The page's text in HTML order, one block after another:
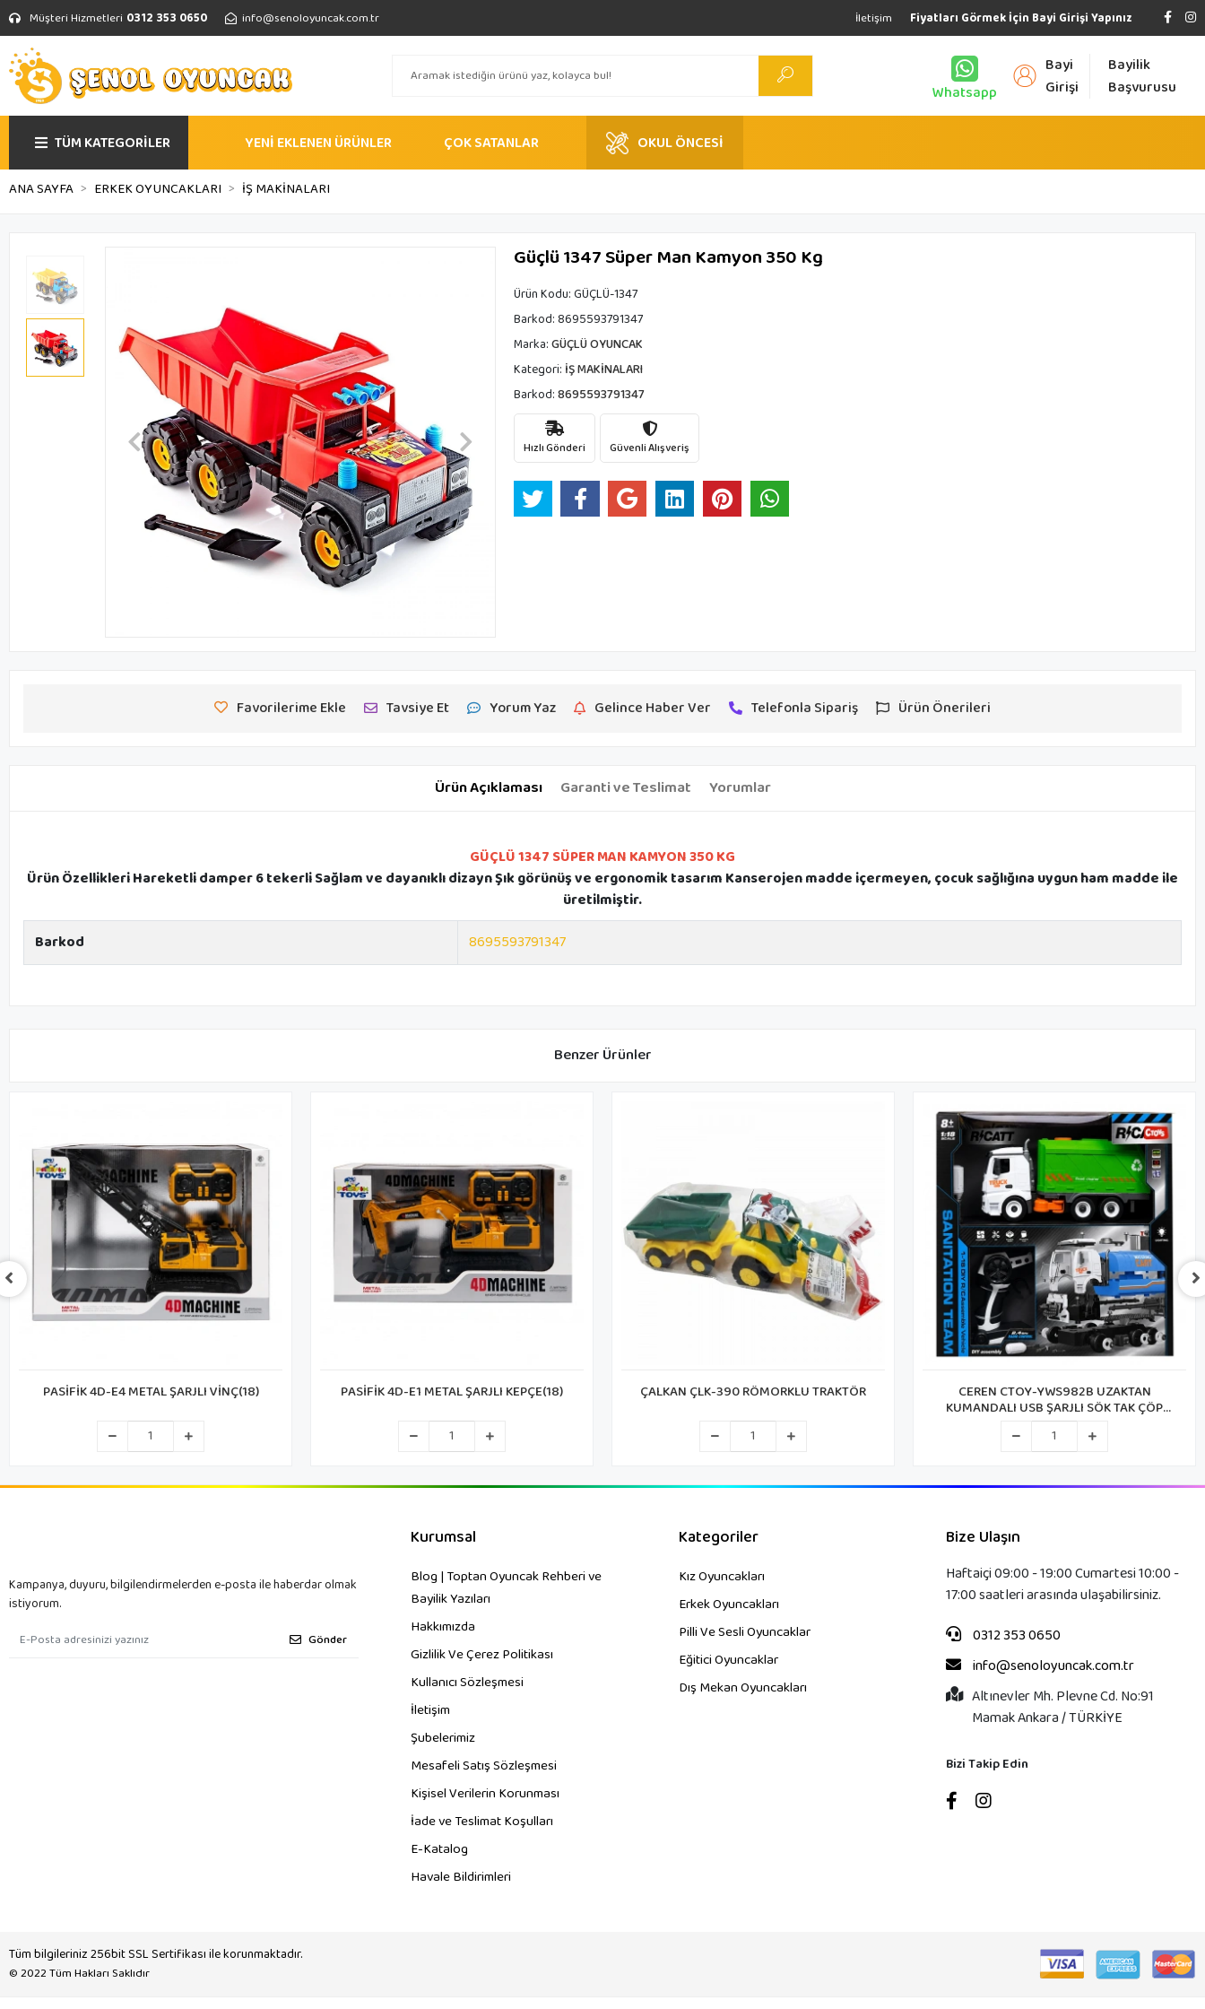
Müşteri Hizmetleri 0312 353 0650 info@senoloyuncak.com.tr Fiyatları Görmek İçin Bayi Girişi Yapınız
İletişim
Whatsapp
Bayi
Girişi
Bayilik
Başvurusu
TÜM KATEGORİLER YENİ EKLENEN ÜRÜNLER ÇOK SATANLAR OKUL ÖNCESİ
ANA SAYFA ERKEK OYUNCAKLARI İŞ MAKİNALARI
Güçlü 1347 Süper Man Kamyon 350 Kg
Ürün Kodu:GÜÇLÜ-1347
Barkod:8695593791347
Marka:GÜÇLÜ OYUNCAK
Kategori: İŞ MAKİNALARI
Barkod:8695593791347
Hızlı Gönderi Güvenli Alışveriş
Favorilerime Ekle Tavsiye Et Yorum Yaz Gelince Haber Ver Telefonla Sipariş Ürün Önerileri
Ürün Açıklaması Garanti ve Teslimat Yorumlar
GÜÇLÜ 1347 SÜPER MAN KAMYON 350 KG
Ürün Özellikleri Hareketli damper 6 tekerli Sağlam ve dayanıklı dizayn Şık görünüş ve ergonomik tasarım Kanserojen madde içermeyen, çocuk sağlığına uygun ham madde ile
üretilmiştir.
Barkod
8695593791347
Benzer Ürünler
PASİFİK 4D-E1 METAL ŞARJLI KEPÇE(18) ÇALKAN ÇLK-390 RÖMORKLU TRAKTÖR CEREN CTOY-YWS982B UZAKTAN
KAMYONU 1:18
CEREN CTOY-YWS980B UZAKTAN
KUMANDALI IŞIKLI USB ŞARJLI İTFAİYE ARACI
1:18
Kampanya, duyuru, bilgilendirmelerden e-posta ile haberdar olmak
istiyorum.
Gönder
Kurumsal
Blog | Toptan Oyuncak Rehberi ve
Bayilik Yazıları
Hakkımızda
Gizlilik Ve Çerez Politikası
Kullanıcı Sözleşmesi
İletişim
Şubelerimiz
Mesafeli Satış Sözleşmesi
Kişisel Verilerin Korunması
İade ve Teslimat Koşulları
E-Katalog
Havale Bildirimleri
Kategoriler
Kız Oyuncakları
Erkek Oyuncakları
Pilli Ve Sesli Oyuncaklar
Eğitici Oyuncaklar
Dış Mekan Oyuncakları
Bize Ulaşın
Haftaiçi 09:00 - 19:00 Cumartesi 10:00 -
17:00 saatleri arasında ulaşabilirsiniz.
0312 353 0650
info@senoloyuncak.com.tr
Altınevler Mh. Plevne Cd. No:91
Mamak Ankara / TÜRKİYE
Bizi Takip Edin
Tüm bilgileriniz 256bit SSL Sertifikası ile korunmaktadır.
© 2022Tüm Hakları Saklıdır